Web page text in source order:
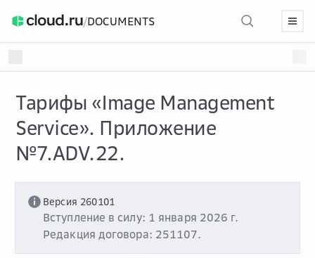
/DOCUMENTS
Тарифы «Image Management
Service». Приложение
№7.ADV.22.
Версия 260101
Вступление в силу: 1 января 2026 г.
Редакция договора: 251107.